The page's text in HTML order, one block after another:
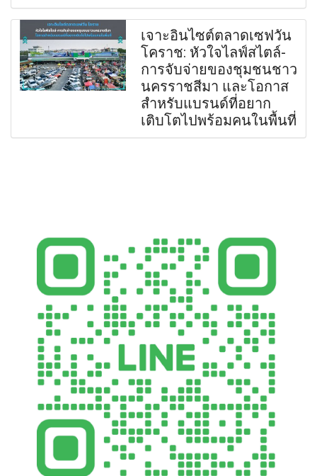
เจาะอินไซต์ตลาดเซฟวัน
โคราช: หัวใจไลฟ์สไตล์-
การจับจ่ายของชุมชนชาว
นครราชสีมา และโอกาส
สำหรับแบรนด์ที่อยาก
เติบโตไปพร้อมคนในพื้นที่